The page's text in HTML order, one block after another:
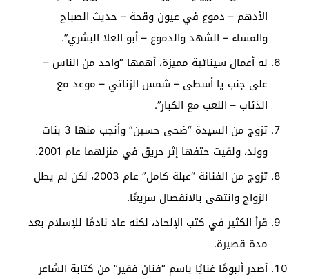
الأدهم – دموع في عيون وقحة – حديث الصباح
والمساء – الشهد والدموع – أبو العلا البشري”.
له أعمال سينائية مميزة، أهمها “واحد من الناس –
على جنب يا أسطى – شمس الزناتي – موعد مع
الذئاب – اللعب مع الكبار”.
تزوج من السيدة “ضحى حسين” وأنجب منها 3 بنات
وولد، ولقيت حتفها إثر حريق في منزلهما عام 2001.
تزوج من الفنانة “عبلة كامل” عام 2003، لكن لم يطل
الزواج وانتهى بالانفصال سريعًا.
قرأ الكثير في كتب الإلحاد، لكنه عاد نادمًا للإسلام بعد
مدة قصيرة.
أصدر ألبومًا غنايًا باسم “فنان فقير” من كتابة الشاعر